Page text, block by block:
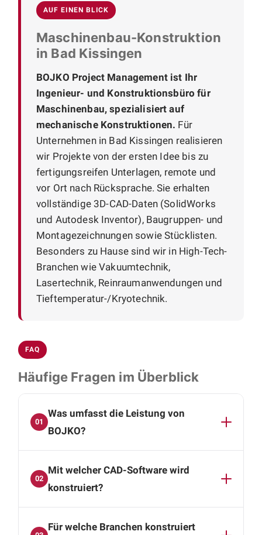
AUF EINEN BLICK
Maschinenbau-Konstruktion
in Bad Kissingen
BOJKO Project Management ist Ihr
Ingenieur- und Konstruktionsbüro für
Maschinenbau, spezialisiert auf
mechanische Konstruktionen. Für
Unternehmen in Bad Kissingen realisieren
wir Projekte von der ersten Idee bis zu
fertigungsreifen Unterlagen, remote und
vor Ort nach Rücksprache. Sie erhalten
vollständige 3D-CAD-Daten (SolidWorks
und Autodesk Inventor), Baugruppen- und
Montagezeichnungen sowie Stücklisten.
Besonders zu Hause sind wir in High-Tech-
Branchen wie Vakuumtechnik,
Lasertechnik, Reinraumanwendungen und
Tieftemperatur-/Kryotechnik.
FAQ
Häufige Fragen im Überblick
01
Was umfasst die Leistung von
BOJKO?
Konstruktion ab: von Baugruppen- und
Einzelteilkonstruktion über Neu-, Varianten- und
Zeichnungen, durchgängig von der ersten Idee
02
Mit welcher CAD-Software wird
konstruiert?
Inventor. Als Ergebnis erhalten Sie vollständige
Für welche Branchen konstruiert